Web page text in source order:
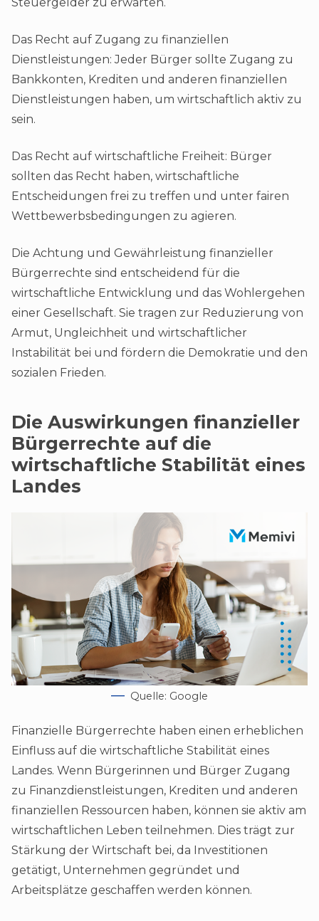
Steuergelder zu erwarten.
Das Recht auf Zugang zu finanziellen
Dienstleistungen: Jeder Bürger sollte Zugang zu
Bankkonten, Krediten und anderen finanziellen
Dienstleistungen haben, um wirtschaftlich aktiv zu
sein.
Das Recht auf wirtschaftliche Freiheit: Bürger
sollten das Recht haben, wirtschaftliche
Entscheidungen frei zu treffen und unter fairen
Wettbewerbsbedingungen zu agieren.
Die Achtung und Gewährleistung finanzieller
Bürgerrechte sind entscheidend für die
wirtschaftliche Entwicklung und das Wohlergehen
einer Gesellschaft. Sie tragen zur Reduzierung von
Armut, Ungleichheit und wirtschaftlicher
Instabilität bei und fördern die Demokratie und den
sozialen Frieden.
Die Auswirkungen finanzieller
Bürgerrechte auf die
wirtschaftliche Stabilität eines
Landes
Quelle: Google
Finanzielle Bürgerrechte haben einen erheblichen
Einfluss auf die wirtschaftliche Stabilität eines
Landes. Wenn Bürgerinnen und Bürger Zugang
zu Finanzdienstleistungen, Krediten und anderen
finanziellen Ressourcen haben, können sie aktiv am
wirtschaftlichen Leben teilnehmen. Dies trägt zur
Stärkung der Wirtschaft bei, da Investitionen
getätigt, Unternehmen gegründet und
Arbeitsplätze geschaffen werden können.